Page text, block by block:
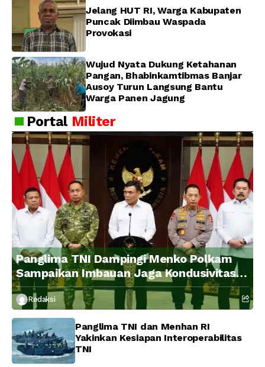
Jelang HUT RI, Warga Kabupaten
Puncak Diimbau Waspada
Provokasi
Wujud Nyata Dukung Ketahanan
Pangan, Bhabinkamtibmas Banjar
Ausoy Turun Langsung Bantu
Warga Panen Jagung
Portal Militer
Panglima TNI Dampingi Menko Polkam
Sampaikan Imbauan Jaga Kondusivitas
Bangsa
Redaksi
Panglima TNI dan Menhan RI
Yakinkan Kesiapan Interoperabilitas
TNI